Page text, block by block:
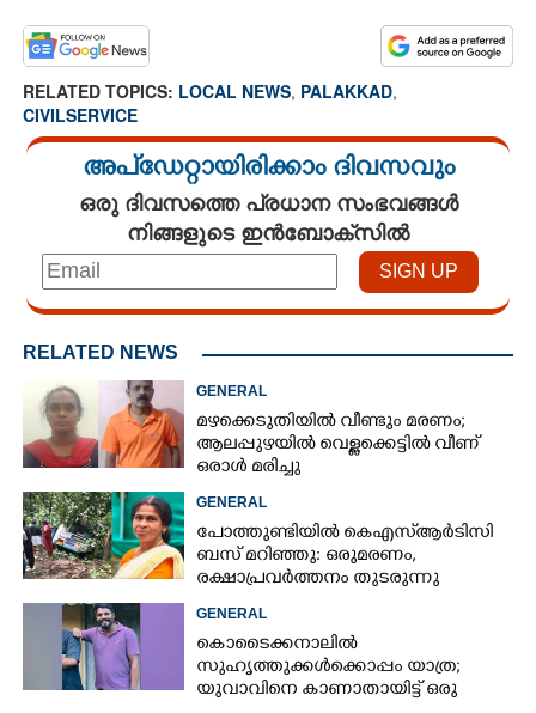
RELATED TOPICS: LOCAL NEWS, PALAKKAD,
CIVILSERVICE
അപ്ഡേറ്റായിരിക്കാം ദിവസവും
ഒരു ദിവസത്തെ പ്രധാന സംഭവങ്ങൾ
നിങ്ങളുടെ ഇൻബോക്സിൽ
RELATED NEWS
GENERAL
മഴക്കെടുതിയിൽ വീണ്ടും മരണം;
ആലപ്പുഴയിൽ വെള്ളക്കെട്ടിൽ വീണ്
ഒരാൾ മരിച്ചു
GENERAL
പോത്തുണ്ടിയിൽ കെഎസ്ആർടിസി
ബസ് മറിഞ്ഞു: ഒരുമരണം,
രക്ഷാപ്രവര്‍ത്തനം തുടരുന്നു
GENERAL
കൊടൈക്കനാലിൽ
സുഹൃത്തുക്കൾക്കൊപ്പം യാത്ര;
യുവാവിനെ കാണാതായിട്ട് ഒരു